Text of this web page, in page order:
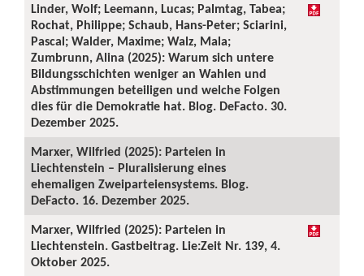
Linder, Wolf; Leemann, Lucas; Palmtag, Tabea;
Rochat, Philippe; Schaub, Hans-Peter; Sciarini,
Pascal; Walder, Maxime; Walz, Mala;
Zumbrunn, Alina (2025): Warum sich untere
Bildungsschichten weniger an Wahlen und
Abstimmungen beteiligen und welche Folgen
dies für die Demokratie hat. Blog. DeFacto. 30.
Dezember 2025.
Marxer, Wilfried (2025): Parteien in
Liechtenstein – Pluralisierung eines
ehemaligen Zweiparteiensystems. Blog.
DeFacto. 16. Dezember 2025.
Marxer, Wilfried (2025): Parteien in
Liechtenstein. Gastbeitrag. Lie:Zeit Nr. 139, 4.
Oktober 2025.